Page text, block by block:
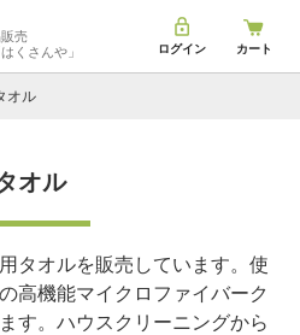
売
はくさんや」 ログイン カート
オル
オル
タオルを販売しています。使
高機能マイクロファイバーク
す。ハウスクリーニングから